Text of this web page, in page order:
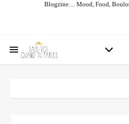
Blogzine… Mood, Food,